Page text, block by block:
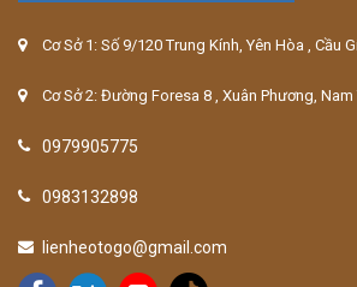
Cơ Sở 1: Số 9/120 Trung Kính, Yên Hòa , Cầu
Cơ Sở 2: Đường Foresa 8 , Xuân Phương,
0979905775
0983132898
lienheotogo@gmail.com